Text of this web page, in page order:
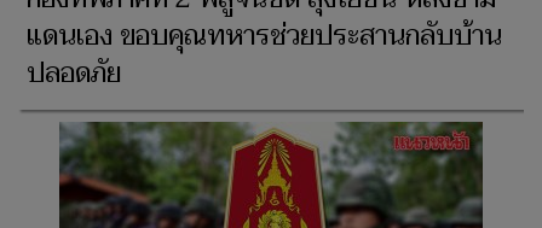
แดนเอง ขอบคุณทหารช่วยประสานกลับบ้าน
ปลอดภัย